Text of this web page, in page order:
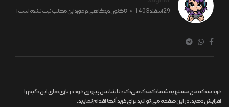
29 اسفند 1403 تاکنون دیدگاهی در مورد این مطلب ثبت نشده است!
خرید سکه مچ مسترز به شما کمک می‌کند تا شانس پیروزی خود در بازی های این گیم را
افزایش دهید. در این صفحه می توانید برای خرید آنها اقدام نمایید.